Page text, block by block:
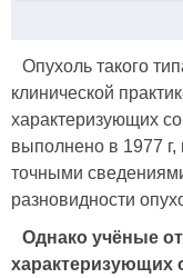
Опухоль такого
клинической
характеризующих
выполнено в 1977 г,
точными
разновидности
Однако учёные
характеризующих